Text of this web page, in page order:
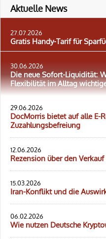
Aktuelle News
27.07.2026
Gratis Handy-Tarif für
30.06.2026
Die neue Sofort-Liquidität:
Flexibilität im Alltag
29.06.2026
DocMorris bietet auf alle E-
Zuzahlungsbefreiung
12.06.2026
Rezension über den
15.03.2026
Iran-Konflikt und die
06.02.2026
Wie nutzen Deutsche